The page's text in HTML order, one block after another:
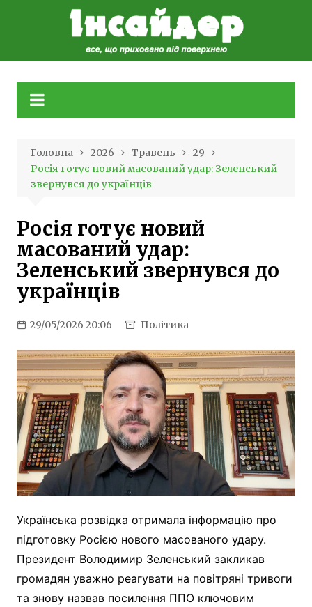
Головна 2026 Травень
29
Росія готує новий масований удар: Зеленський
звернувся до українців
Росія готує новий
масований удар:
Зеленський звернувся до
українців
29/05/2026 20:06 Політика
Українська розвідка отримала інформацію про
підготовку Росією нового масованого удару.
Президент Володимир Зеленський закликав
громадян уважно реагувати на повітряні тривоги
та знову назвав посилення ППО ключовим